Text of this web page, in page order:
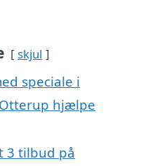
skjul
speciale i
hjælpe
3 tilbud på